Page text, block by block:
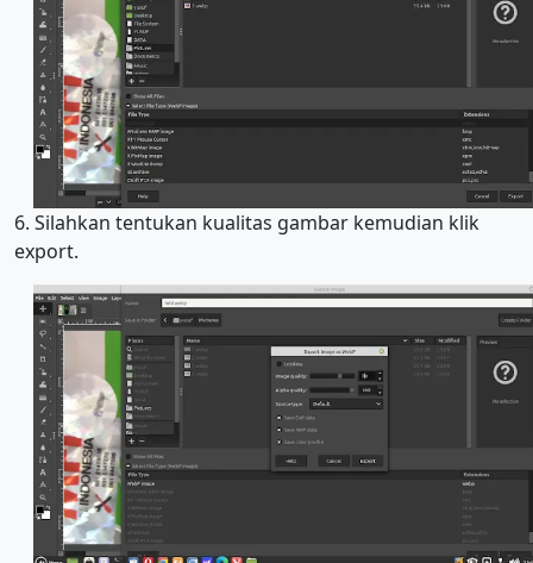
6. Silahkan tentukan kualitas gambar kemudian klik
export.